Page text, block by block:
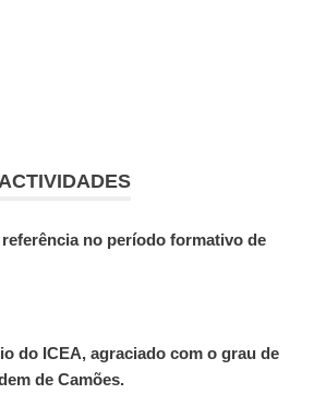
referência no período formativo de
do ICEA, agraciado com o grau de
de Camões.